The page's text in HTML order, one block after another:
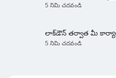
5 నిమి చదవండి
లాక్‌డౌన్ తర్వాత మీ
5 నిమి చదవండి